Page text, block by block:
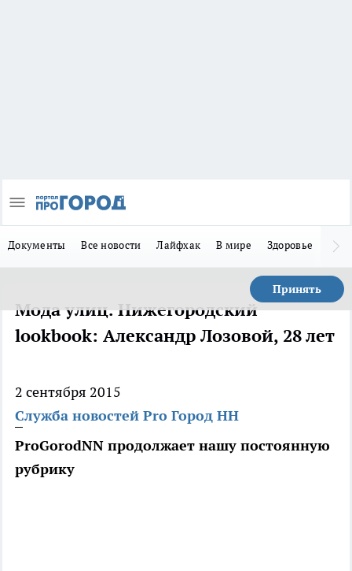
Документы Все новости Лайфхак В мире Здоровье
Принять
Мода улиц. Нижегородский
lookbook: Александр Лозовой, 28 лет
2 сентября 2015
Служба новостей Pro Город НН
ProGorodNN продолжает нашу постоянную
рубрику